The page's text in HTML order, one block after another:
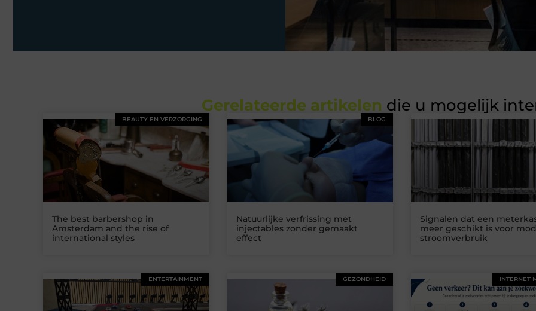
Gerelateerde artikelen die u mogelijk
BEAUTY EN VERZORGING
The best barbershop in
Amsterdam and the rise of
international styles
BLOG
Natuurlijke verfrissing met
injectables zonder gemaakt
effect
Signalen dat een
meer geschikt is voor
stroomverbruik
ENTERTAINMENT GEZONDHEID INTERNET